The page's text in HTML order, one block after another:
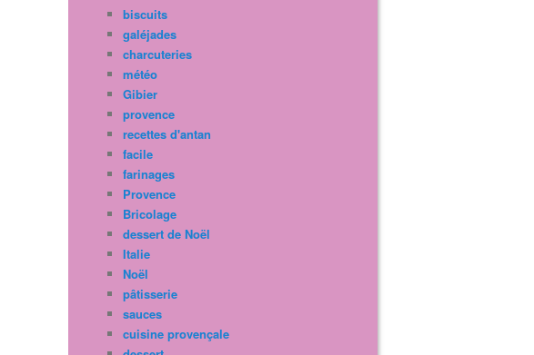
biscuits
galéjades
charcuteries
météo
Gibier
provence
recettes d'antan
facile
farinages
Provence
Bricolage
dessert de Noël
Italie
Noël
pâtisserie
sauces
cuisine provençale